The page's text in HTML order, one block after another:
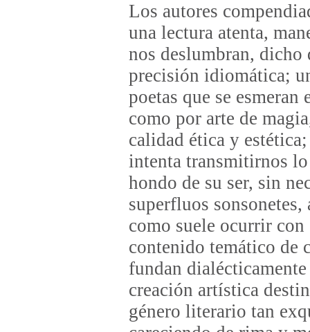
Los autores
una lectura atenta,
nos deslumbran,
precisión idiomática;
poetas que se
como por arte de
calidad ética y
intenta transmitirnos lo
hondo de su ser, sin
superfluos
como suele ocurrir con
contenido temático de
fundan
creación artística
género literario tan